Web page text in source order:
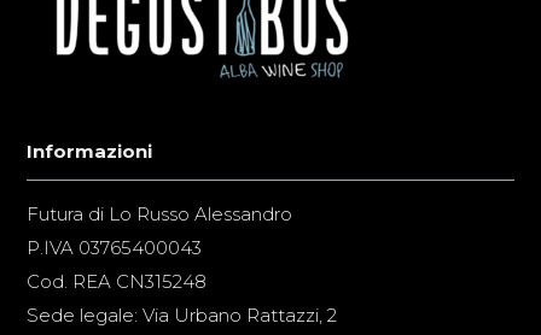
Informazioni
Futura di Lo Russo Alessandro
P.IVA 03765400043
Cod. REA CN315248
Sede legale: Via Urbano Rattazzi, 2